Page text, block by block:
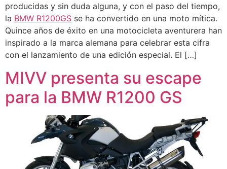
producidas y sin duda alguna, y con el paso del tiempo,
la BMW R1200GS se ha convertido en una moto mítica.
Quince años de éxito en una motocicleta aventurera han
inspirado a la marca alemana para celebrar esta cifra
con el lanzamiento de una edición especial. El […]
MIVV presenta su escape
para la BMW R1200 GS